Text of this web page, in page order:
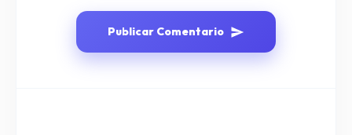
Publicar Comentario